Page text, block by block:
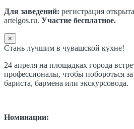
Для заведений: регистрация
artelgos.ru. Участие бесплатное.
×
Стань лучшим в чувашской кухне!
24 апреля на площадках города
профессионалы, чтобы побороться
бариста, бармена или экскурсовода.
Номинации: